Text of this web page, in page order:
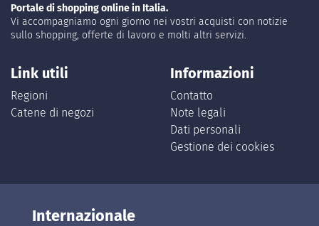
Portale di shopping online in Italia.
Vi accompagniamo ogni giorno nei vostri acquisti con notizie
sullo shopping, offerte di lavoro e molti altri servizi.
Link utili
Regioni
Catene di negozi
Informazioni
Contatto
Note legali
Dati personali
Gestione dei cookies
Internazionale